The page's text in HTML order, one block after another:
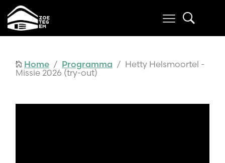
Home / Programma / Hetty Helsmoortel -
Missie 2026 (try-out)